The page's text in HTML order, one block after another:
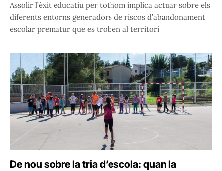
Assolir l’èxit educatiu per tothom implica actuar sobre els
diferents entorns generadors de riscos d’abandonament
escolar prematur que es troben al territori
De nou sobre la tria d’escola: quan la